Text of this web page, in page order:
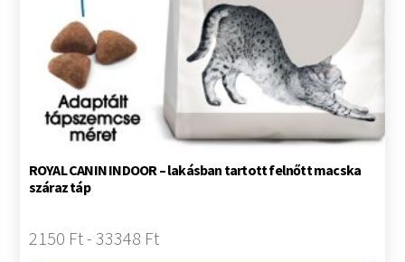
ROYAL CANIN INDOOR – lakásban tartott felnőtt macska
száraz táp
2150 Ft - 33348 Ft